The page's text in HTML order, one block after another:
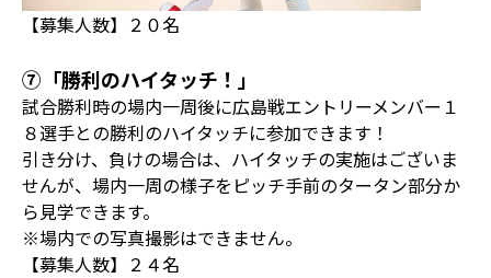
【募集人数】２０名
⑦「勝利のハイタッチ！」
試合勝利時の場内一周後に広島戦エントリーメンバー１
８選手との勝利のハイタッチに参加できます！
引き分け、負けの場合は、ハイタッチの実施はございま
せんが、場内一周の様子をピッチ手前のタータン部分か
ら見学できます。
※場内での写真撮影はできません。
【募集人数】２４名